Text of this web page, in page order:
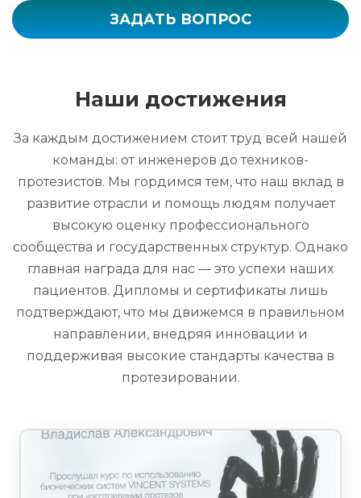
ЗАДАТЬ ВОПРОС
Наши достижения
За каждым достижением стоит труд всей нашей
команды: от инженеров до техников-
протезистов. Мы гордимся тем, что наш вклад в
развитие отрасли и помощь людям получает
высокую оценку профессионального
сообщества и государственных структур. Однако
главная награда для нас — это успехи наших
пациентов. Дипломы и сертификаты лишь
подтверждают, что мы движемся в правильном
направлении, внедряя инновации и
поддерживая высокие стандарты качества в
протезировании.